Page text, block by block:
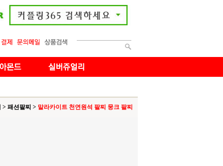
> 패션팔찌 > 말라카이트 천연원석 팔찌 뭉크 팔찌